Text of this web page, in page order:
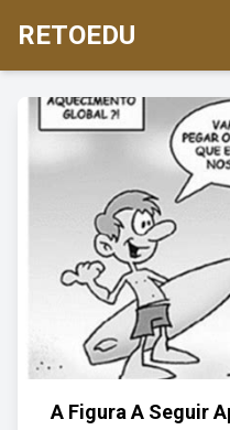
RETOEDU
A Figura A Seguir